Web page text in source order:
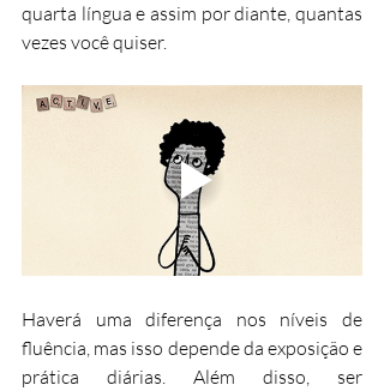
quarta língua e assim por diante, quantas
vezes você quiser.
Haverá uma diferença nos níveis de
fluência, mas isso depende da exposição e
prática diárias. Além disso, ser